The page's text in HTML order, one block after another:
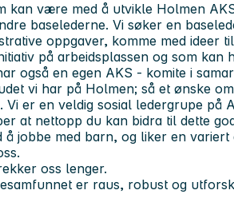
kan være med å utvikle Holmen
baselederne. Vi søker en
oppgaver, komme med ideer
på arbeidsplassen og som kan
også en egen AKS - komite i
vi har på Holmen; så et ønske
er en veldig sosial ledergrupe på
at nettopp du kan bidra til dette
å jobbe med barn, og liker en variert
oss lenger.
er raus, robust og